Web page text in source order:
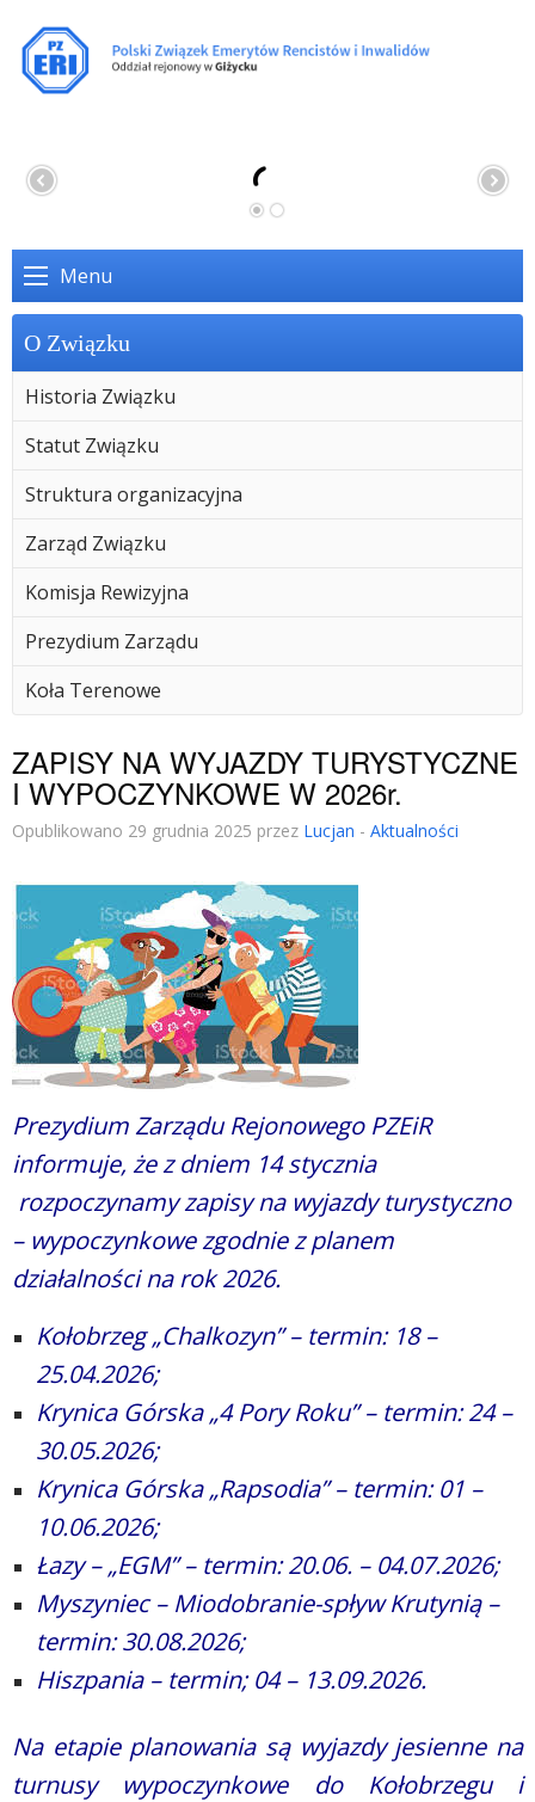
Menu
O Związku
Historia Związku
Statut Związku
Struktura organizacyjna
Zarząd Związku
Komisja Rewizyjna
Prezydium Zarządu
Koła Terenowe
ZAPISY NA WYJAZDY TURYSTYCZNE
I WYPOCZYNKOWE W 2026r.
Opublikowano 29 grudnia 2025 przez Lucjan - Aktualności
Prezydium Zarządu Rejonowego PZEiR
informuje, że z dniem 14 stycznia
rozpoczynamy zapisy na wyjazdy turystyczno
– wypoczynkowe zgodnie z planem
działalności na rok 2026.
Kołobrzeg „Chalkozyn” – termin: 18 –
25.04.2026;
Krynica Górska „4 Pory Roku” – termin: 24 –
30.05.2026;
Krynica Górska „Rapsodia” – termin: 01 –
10.06.2026;
Łazy – „EGM” – termin: 20.06. – 04.07.2026;
Myszyniec – Miodobranie-spływ Krutynią –
termin: 30.08.2026;
Hiszpania – termin; 04 – 13.09.2026.
Na etapie planowania są wyjazdy jesienne na
turnusy wypoczynkowe do Kołobrzegu i